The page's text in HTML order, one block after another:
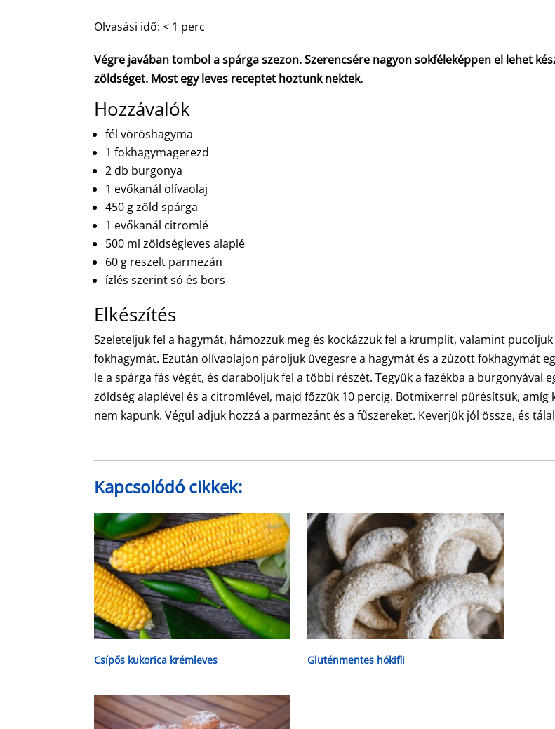
Olvasási idő:< 1 perc
Végre javában tombol a spárga szezon. Szerencsére nagyon sokféleképpen el lehet
zöldséget. Most egy leves receptet hoztunk nektek.
Hozzávalók
fél vöröshagyma
1 fokhagymagerezd
2 db burgonya
1 evőkanál olívaolaj
450 g zöld spárga
1 evőkanál citromlé
500 ml zöldségleves alaplé
60 g reszelt parmezán
ízlés szerint só és bors
Elkészítés
Szeleteljük fel a hagymát, hámozzuk meg és kockázzuk fel a krumplit, valamint pucoljuk
fokhagymát. Ezután olívaolajon pároljuk üvegesre a hagymát és a zúzott fokhagymát
le a spárga fás végét, és daraboljuk fel a többi részét. Tegyük a fazékba a burgonyával
zöldség alaplével és a citromlével, majd főzzük 10 percig. Botmixerrel pürésítsük, amíg
nem kapunk. Végül adjuk hozzá a parmezánt és a fűszereket. Keverjük jól össze, és
Kapcsolódó cikkek:
Csípős kukorica krémleves Gluténmentes hókifli